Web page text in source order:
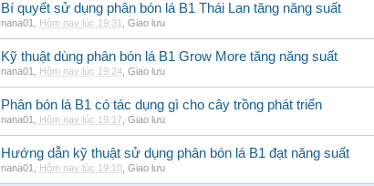
Bí quyết sử dụng phân bón lá B1 Thái Lan tăng năng suất
nana01 Hôm nay lúc 19:31 Giao lưu
Kỹ thuật dùng phân bón lá B1 Grow More tăng năng suất
nana01 Hôm nay lúc 19:24 Giao lưu
Phân bón lá B1 có tác dụng gì cho cây trồng phát triển
nana01 Hôm nay lúc 19:17 Giao lưu
Hướng dẫn kỹ thuật sử dụng phân bón lá B1 đạt năng suất
nana01 Hôm nay lúc 19:10 Giao lưu